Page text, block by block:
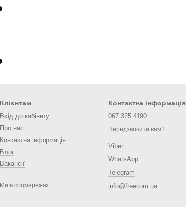
Клієнтам
Вхід до кабінету
Про нас
Контактна інформація
Блог
Вакансії
Ми в соцмережах
Контактна інформація
067 325 4190
Передзвонити вам?
Viber
WhatsApp
Telegram
info@freedom.ua